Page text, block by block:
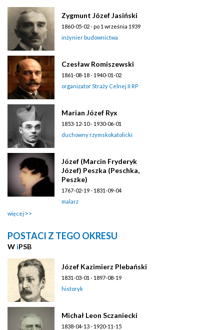
Zygmunt Józef Jasiński
1860-05-02 - po 1 września 1939
inżynier budownictwa
Czesław Romiszewski
1861-08-18 - 1940-01-02
organizator Straży Celnej II RP
Marian Józef Ryx
1853-12-10 - 1930-06-01
duchowny rzymskokatolicki
Józef (Marcin Fryderyk
Józef) Peszka (Peschka,
Peszke)
1767-02-19 - 1831-09-04
malarz
więcej
POSTACI Z TEGO OKRESU
W iPSB
Józef Kazimierz Plebański
1831-03-01 - 1897-08-19
historyk
Michał Leon Sczaniecki
1838-04-13 - 1920-11-15